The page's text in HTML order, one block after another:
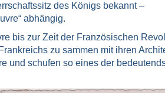
des Königs bekannt –
abhängig.
bis zur Zeit der Französischen
zu sammen mit ihren
und schufen so eines der